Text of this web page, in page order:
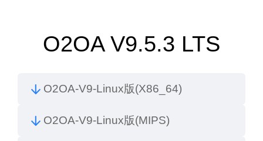
O2OA V9.5.3 LTS
O2OA-V9-Linux版(X86_64)
O2OA-V9-Linux版(MIPS)